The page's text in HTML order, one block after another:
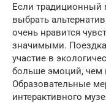
Если традиционный
выбрать
очень нравится
значимыми.
участие в
больше эмоций, чем
Образовательные
интерактивного